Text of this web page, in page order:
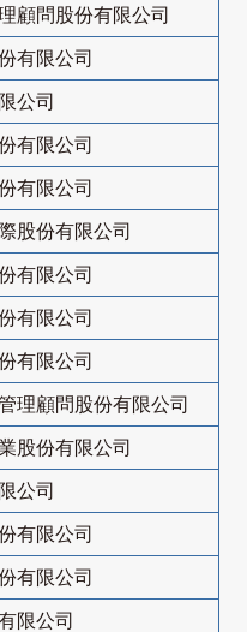
顧問股份有限公司
有限公司
公司
有限公司
有限公司
股份有限公司
有限公司
有限公司
有限公司
理顧問股份有限公司
股份有限公司
公司
有限公司
有限公司
限公司